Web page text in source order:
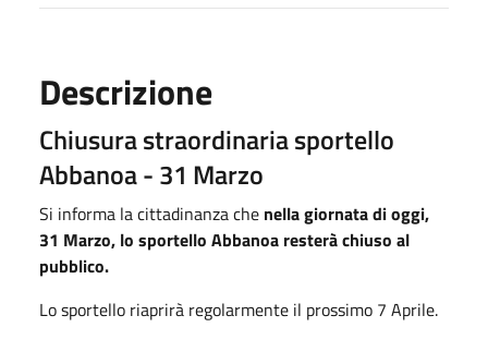
Descrizione
Chiusura straordinaria sportello
Abbanoa - 31 Marzo
Si informa la cittadinanza che nella giornata di oggi,
31 Marzo, lo sportello Abbanoa resterà chiuso al
pubblico.
Lo sportello riaprirà regolarmente il prossimo 7 Aprile.